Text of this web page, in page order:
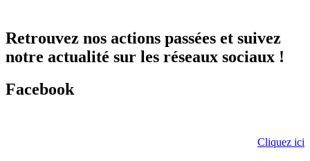
Retrouvez nos actions passées et suivez
notre actualité sur les réseaux sociaux !
Facebook
Cliquez ici